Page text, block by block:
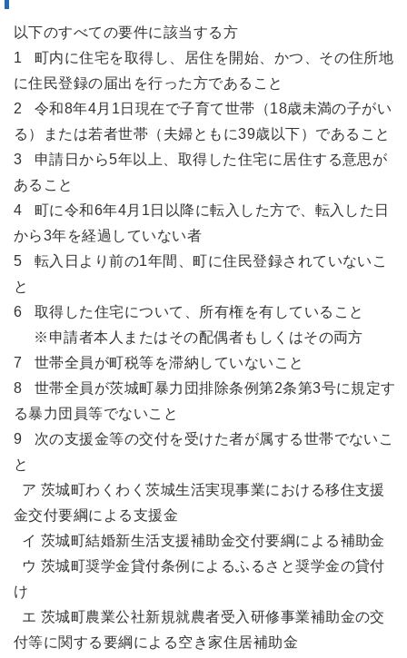
以下のすべての要件に該当する方
1 町内に住宅を取得し、居住を開始、かつ、その住所地
に住民登録の届出を行った方であること
2 令和8年4月1日現在で子育て世帯（18歳未満の子がい
る）または若者世帯（夫婦ともに39歳以下）であること
3 申請日から5年以上、取得した住宅に居住する意思が
あること
4 町に令和6年4月1日以降に転入した方で、転入した日
から3年を経過していない者
5 転入日より前の1年間、町に住民登録されていないこ
と
6 取得した住宅について、所有権を有していること
※ 申請者本人またはその配偶者もしくはその両方
7 世帯全員が町税等を滞納していないこと
8 世帯全員が茨城町暴力団排除条例第2条第3号に規定す
る暴力団員等でないこと
9 次の支援金等の交付を受けた者が属する世帯でないこ
と
ア 茨城町わくわく茨城生活実現事業における移住支援
金交付要綱による支援金
イ 茨城町結婚新生活支援補助金交付要綱による補助金
ウ 茨城町奨学金貸付条例によるふるさと奨学金の貸付
け
エ 茨城町農業公社新規就農者受入研修事業補助金の交
付等に関する要綱による空き家住居補助金